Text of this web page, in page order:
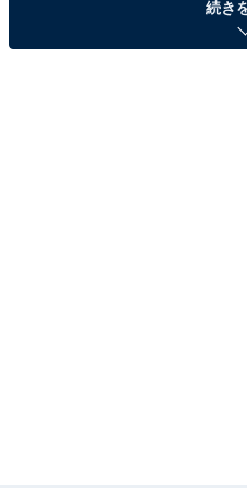
続き